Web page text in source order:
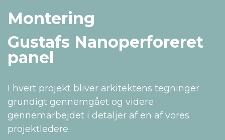
Montering
Gustafs Nanoperforeret
panel
I hvert projekt bliver arkitektens tegninger
grundigt gennemgået og videre
gennemarbejdet i detaljer af en af vores
projektledere.